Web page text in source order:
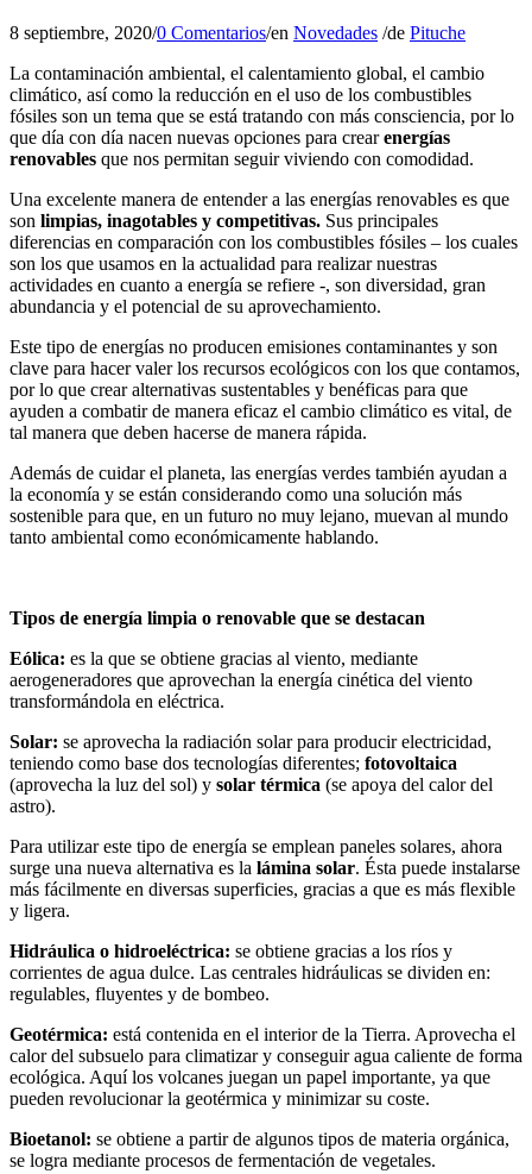
8 septiembre, 2020/0 Comentarios/en Novedades /de Pituche
La contaminación ambiental, el calentamiento global, el cambio
climático, así como la reducción en el uso de los combustibles
fósiles son un tema que se está tratando con más consciencia, por lo
que día con día nacen nuevas opciones para crearenergías
renovables que nos permitan seguir viviendo con comodidad.
Una excelente manera de entender a las energías renovables es que
son limpias, inagotables y competitivas. Sus principales
diferencias en comparación con los combustibles fósiles – los cuales
son los que usamos en la actualidad para realizar nuestras
actividades en cuanto a energía se refiere -, son diversidad, gran
abundancia y el potencial de su aprovechamiento.
Este tipo de energías no producen emisiones contaminantes y son
clave para hacer valer los recursos ecológicos con los que contamos,
por lo que crear alternativas sustentables y benéficas para que
ayuden a combatir de manera eficaz el cambio climático es vital, de
tal manera que deben hacerse de manera rápida.
Además de cuidar el planeta, las energías verdes también ayudan a
la economía y se están considerando como una solución más
sostenible para que, en un futuro no muy lejano, muevan al mundo
tanto ambiental como económicamente hablando.
Tipos de energía limpia o renovable que se destacan
Eólica: es la que se obtiene gracias al viento, mediante
aerogeneradores que aprovechan la energía cinética del viento
transformándola en eléctrica.
Solar: se aprovecha la radiación solar para producir electricidad,
teniendo como base dos tecnologías diferentes; fotovoltaica
(aprovecha la luz del sol) y solar térmica (se apoya del calor del
astro).
Para utilizar este tipo de energía se emplean paneles solares, ahora
surge una nueva alternativa es la lámina solar. Ésta puede instalarse
más fácilmente en diversas superficies, gracias a que es más flexible
y ligera.
Hidráulica o hidroeléctrica: se obtiene gracias a los ríos y
corrientes de agua dulce. Las centrales hidráulicas se dividen en:
regulables, fluyentes y de bombeo.
Geotérmica: está contenida en el interior de la Tierra. Aprovecha el
calor del subsuelo para climatizar y conseguir agua caliente de forma
ecológica. Aquí los volcanes juegan un papel importante, ya que
pueden revolucionar la geotérmica y minimizar su coste.
Bioetanol: se obtiene a partir de algunos tipos de materia orgánica,
se logra mediante procesos de fermentación de vegetales.